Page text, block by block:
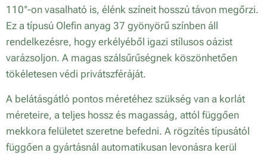
110°-on vasalható is, élénk színeit hosszú távon megőrzi.
Ez a típusú Olefin anyag 37 gyönyörű színben áll
rendelkezésre, hogy erkélyéből igazi stílusos oázist
varázsoljon. A magas szálsűrűségnek köszönhetően
tökéletesen védi privátszféráját.
A belátásgátló pontos méretéhez szükség van a korlát
méreteire, a teljes hossz és magasság, attól függően
mekkora felületet szeretne befedni. A rögzítés típusától
függően a gyártásnál automatikusan levonásra kerül